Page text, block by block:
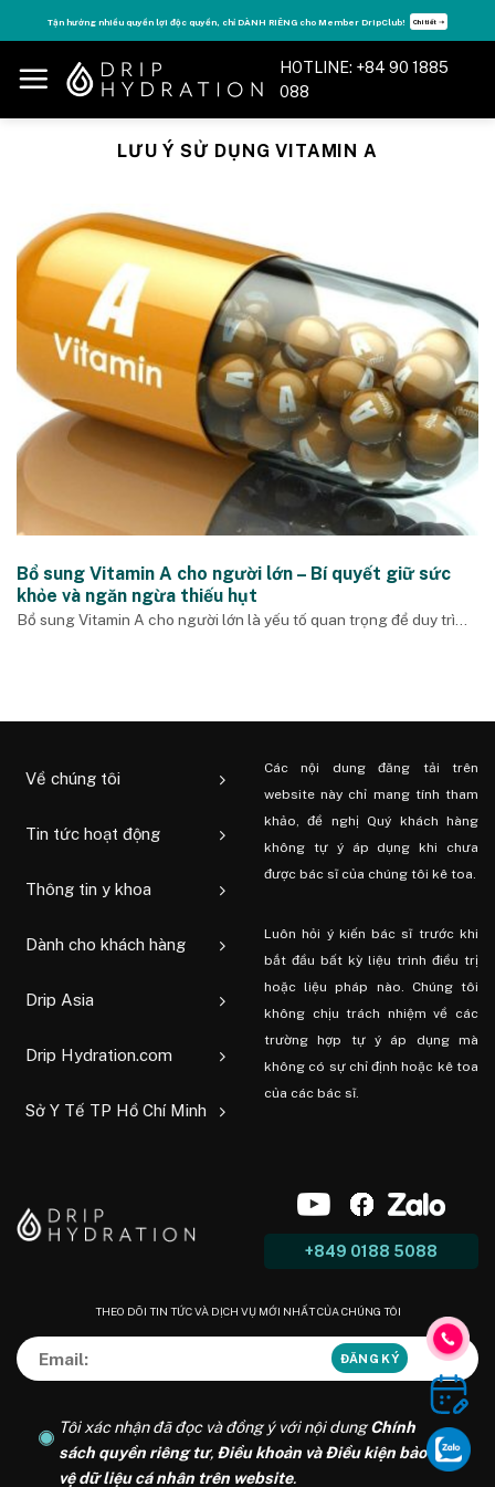
to
content
Tận hưởng nhiều quyền lợi độc quyền, chỉ DÀNH RIÊNG cho Member DripClub! Chi tiết ➝
HOTLINE: +84 90 1885
088
LƯU Ý SỬ DỤNG VITAMIN A
Bổ sung Vitamin A cho người lớn – Bí quyết giữ sức
khỏe và ngăn ngừa thiếu hụt
Bổ sung Vitamin A cho người lớn là yếu tố quan trọng để duy trì...
Về chúng tôi
Tin tức hoạt động
Thông tin y khoa
Dành cho khách hàng
Drip Asia
Drip Hydration.com
Sở Y Tế TP Hồ Chí Minh
Các nội dung đăng tải trên
website này chỉ mang tính tham
khảo, đề nghị Quý khách hàng
không tự ý áp dụng khi chưa
được bác sĩ của chúng tôi kê toa.
Luôn hỏi ý kiến ​​bác sĩ trước khi
bắt đầu bất kỳ liệu trình điều trị
hoặc liệu pháp nào. Chúng tôi
không chịu trách nhiệm về các
trường hợp tự ý áp dụng mà
không có sự chỉ định hoặc kê toa
của các bác sĩ.
+849 0188 5088
THEO DÕI TIN TỨC VÀ DỊCH VỤ MỚI NHẤT CỦA CHÚNG TÔI
Tôi xác nhận đã đọc và đồng ý với nội dungChính
sách quyền riêng tư, Điều khoản và Điều kiện bảo
vệ dữ liệu cá nhân trên website.